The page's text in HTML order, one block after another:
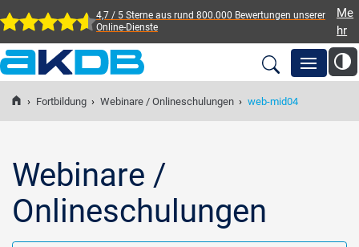
4,7 / 5 Sterne aus rund 800.000 Bewertungen unserer
Online-Dienste
Me
hr
AKDB Anstalt für
Kommunale
Datenverarbeitung in
Newsroom
Lösungen
Veranstaltungen
› Fortbildung › Webinare / Onlineschulungen › web-mid04
Webinare /
Onlineschulungen